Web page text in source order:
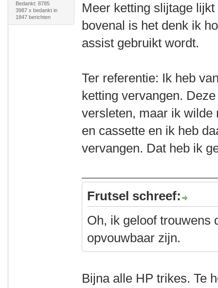
Bedankt: 8785
3987 x bedankt in
1847 berichten
Meer ketting slijtage
bovenal is het denk ik
assist gebruikt wordt.
Ter referentie: Ik heb
ketting vervangen.
versleten, maar ik wilde
en cassette en ik heb
vervangen. Dat heb ik
Frutsel schreef:
Oh, ik geloof trouwens
opvouwbaar zijn.
Bijna alle HP trikes. Te